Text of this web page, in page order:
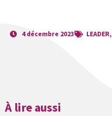
4 décembre 2023 LEADER,
À lire aussi